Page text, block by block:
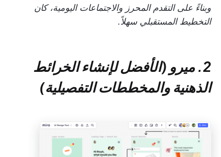
وبناءً على التقدم المحرز والاجتماعات اليومية، كان
التخطيط المستقبلي سهلاً.
2. ميرو (الأفضل لإنشاء الخرائط
الذهنية والمخططات التفصيلية)